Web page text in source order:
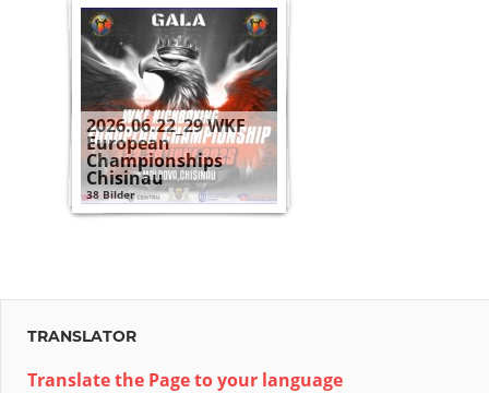
2026.06.22_29 WKF
European
Championships
Chisinau
38 Bilder
TRANSLATOR
Translate the Page to your language